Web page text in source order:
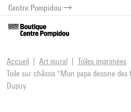
menu
contenu
Centre Pompidou
Accueil Art mural
Toiles imprimées
Toile sur châssis "Mon papa dessine
Dupuy